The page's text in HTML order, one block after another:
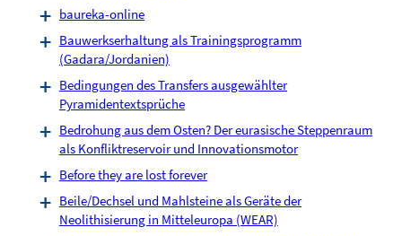
baureka-online
Bauwerkserhaltung als Trainingsprogramm
(Gadara/Jordanien)
Bedingungen des Transfers ausgewählter
Pyramidentextsprüche
Bedrohung aus dem Osten? Der eurasische Steppenraum
als Konfliktreservoir und Innovationsmotor
Before they are lost forever
Beile/Dechsel und Mahlsteine als Geräte der
Neolithisierung in Mitteleuropa (WEAR)